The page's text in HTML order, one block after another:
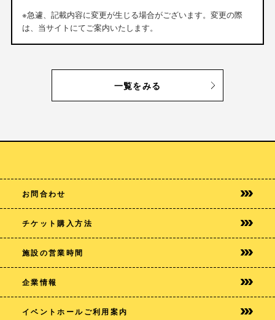
※急遽、記載内容に変更が生じる場合がございます。変更の際
は、当サイトにてご案内いたします。
一覧をみる
お問合わせ
チケット購入方法
施設の営業時間
企業情報
イベントホールご利用案内